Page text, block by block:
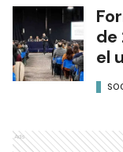
de
el
Ads